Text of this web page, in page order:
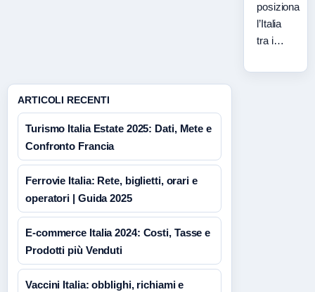
posiziona
l’Italia
tra i…
ARTICOLI RECENTI
Turismo Italia Estate 2025: Dati, Mete e
Confronto Francia
Ferrovie Italia: Rete, biglietti, orari e
operatori | Guida 2025
E-commerce Italia 2024: Costi, Tasse e
Prodotti più Venduti
Vaccini Italia: obblighi, richiami e